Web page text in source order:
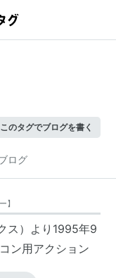
このタグでブログを書く
ログ
】
ス ）より1995年9
ン用アクション